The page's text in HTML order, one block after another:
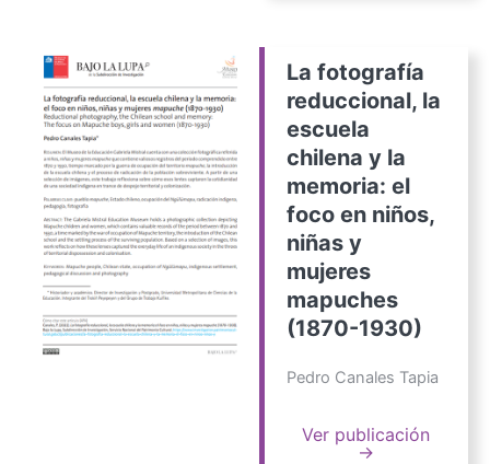
La fotografía
reduccional, la
escuela
chilena y la
memoria: el
foco en niños,
niñas y
mujeres
mapuches
(1870-1930)
Pedro Canales Tapia
Ver publicación
→